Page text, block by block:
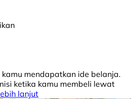
mendapatkan ide belanja.
ketika kamu membeli lewat
lanjut